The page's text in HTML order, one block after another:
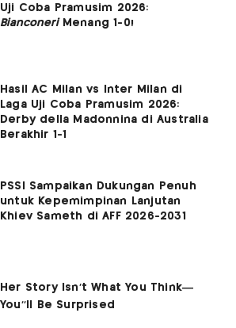
Uji Coba Pramusim 2026:
BianconeriMenang 1-0!
Hasil AC Milan vs Inter Milan di
Laga Uji Coba Pramusim 2026:
Derby della Madonnina di Australia
Berakhir 1-1
PSSI Sampaikan Dukungan Penuh
untuk Kepemimpinan Lanjutan
Khiev Sameth di AFF 2026-2031